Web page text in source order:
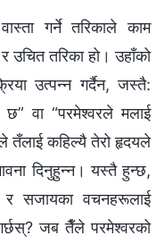
गर्ने तरिकाले काम
उचित तरिका हो। उहाँको
उत्पन्‍न गर्दैन, जस्तै:
छ” वा “परमेश्‍वरले मलाई
तँलाई कहिल्यै तेरो हृदयले
दिनुहुन्‍न। यस्तै हुन्छ,
सजायका वचनहरूलाई
जब तैँले परमेश्‍वरको